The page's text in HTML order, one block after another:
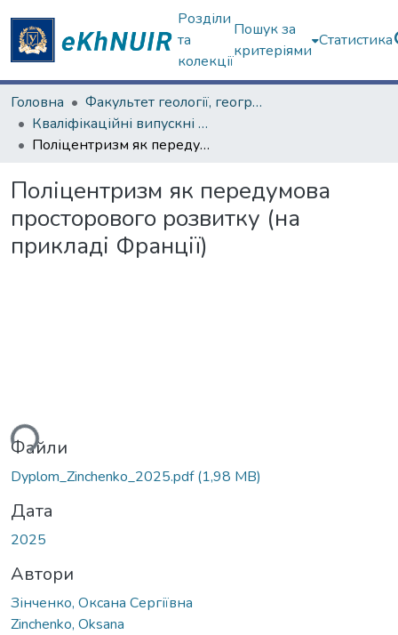
Розділи
та
колекції
Пошук за
критеріями
Статистика
Головна
Факультет геології, географіії, рекреації і туризму
Кваліфікаційні випускні роботи бакалаврів. Факультет геології, географіії, рекреації і туризму
Поліцентризм як передумова просторового розвитку (на прикладі Франції)
Поліцентризм як передумова
просторового розвитку (на
прикладі Франції)
Файли
Dyplom_Zinchenko_2025.pdf(1,98 MB)
Дата
2025
Автори
Зінченко, Оксана Сергіївна
Zinchenko, Oksana